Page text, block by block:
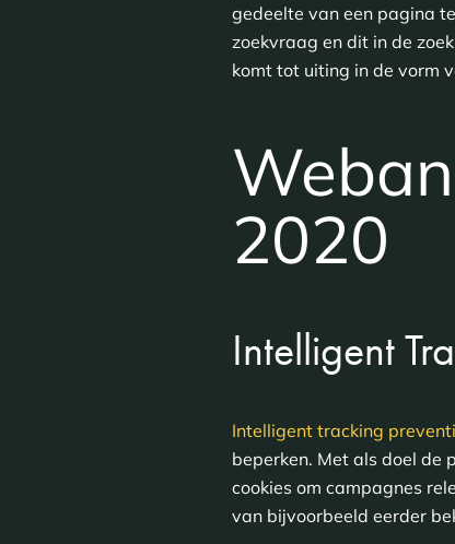
gedeelte van een pagina
zoekvraag en dit in de
komt tot uiting in de vorm
2020
Intelligent
Intelligent tracking
beperken. Met als doel de
cookies om campagnes
van bijvoorbeeld eerder